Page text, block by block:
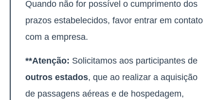
Quando não for possível o cumprimento dos
prazos estabelecidos, favor entrar em contato
com a empresa.
**Atenção: Solicitamos aos participantes de
outros estados, que ao realizar a aquisição
de passagens aéreas e de hospedagem,